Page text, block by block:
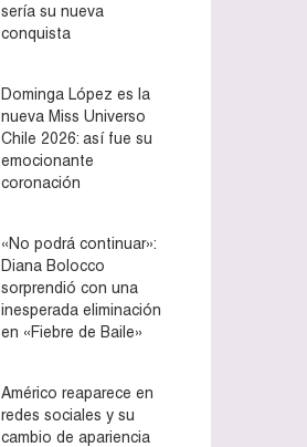
sería su nueva
conquista
Dominga López es la
nueva Miss Universo
Chile 2026: así fue su
emocionante
coronación
«No podrá continuar»:
Diana Bolocco
sorprendió con una
inesperada eliminación
en «Fiebre de Baile»
Américo reaparece en
redes sociales y su
cambio de apariencia